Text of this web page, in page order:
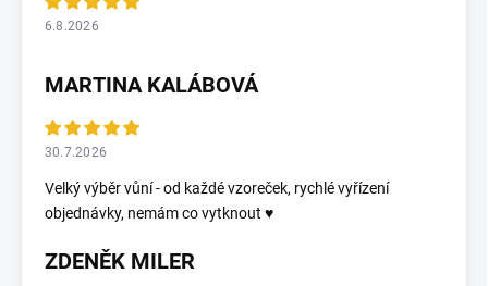
6.8.2026
MARTINA KALÁBOVÁ
30.7.2026
Velký výběr vůní - od každé vzoreček, rychlé vyřízení
objednávky, nemám co vytknout ♥️
ZDENĚK MILER